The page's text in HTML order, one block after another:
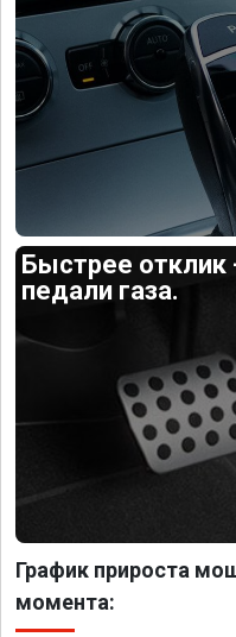
Быстрее отклик
педали газа.
График прироста
момента: